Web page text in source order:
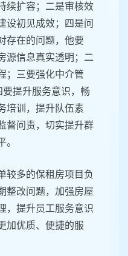
续扩容；二是审核效
设初见成效；四是问
存在的问题，他要
源信息真实透明；二
；三要强化中介管
要提升服务意识，畅
培训，提升队伍素
督问责，切实提升群
。
较多的保租房项目负
整改问题，加强房屋
，提升员工服务意识
加优质、便捷的服